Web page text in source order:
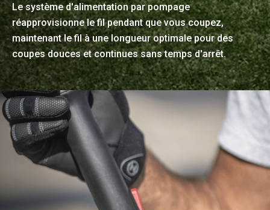
Le système d'alimentation par pompage
réapprovisionne le fil pendant que vous coupez,
maintenant le fil à une longueur optimale pour des
coupes douces et continues sans temps d'arrêt.